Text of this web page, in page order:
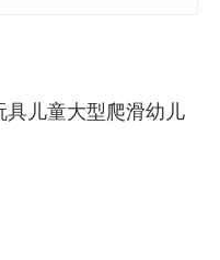
儿童大型爬滑幼儿